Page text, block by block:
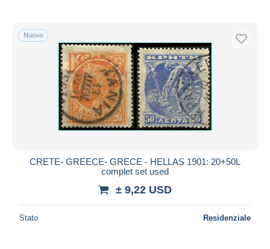
Nuovo
CRETE- GREECE- GRECE - HELLAS 1901: 20+50L
complet set used
± 9,22 USD
Stato Residenziale